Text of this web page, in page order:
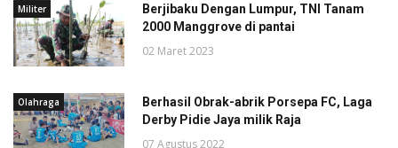
Militer
Berjibaku Dengan Lumpur, TNI Tanam
2000 Manggrove di pantai
02 Maret 2023
Olahraga
Berhasil Obrak-abrik Porsepa FC, Laga
Derby Pidie Jaya milik Raja
07 Agustus 2022